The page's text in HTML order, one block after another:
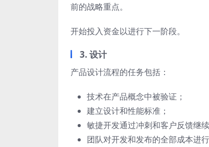
前的战略重点。
开始投入资金以进行下一阶段。
3. 设计
产品设计流程的任务包括：
技术在产品概念中被验证；
建立设计和性能标准；
敏捷开发通过冲刺和客户反馈继
团队对开发和发布的全部成本进行